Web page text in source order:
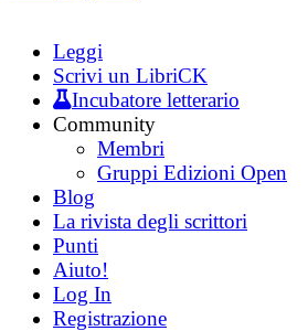
Leggi
Scrivi un LibriCK
Incubatore letterario
Community
Membri
Gruppi Edizioni Open
Blog
La rivista degli scrittori
Punti
Aiuto!
Log In
Registrazione